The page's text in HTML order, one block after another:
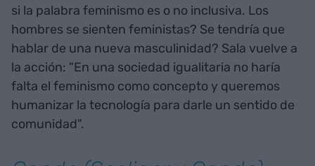
si la palabra feminismo es o no inclusiva. Los
hombres se sienten feministas? Se tendría que
hablar de una nueva masculinidad? Sala vuelve a
la acción: "En una sociedad igualitaria no haría
falta el feminismo como concepto y queremos
humanizar la tecnología para darle un sentido de
comunidad".